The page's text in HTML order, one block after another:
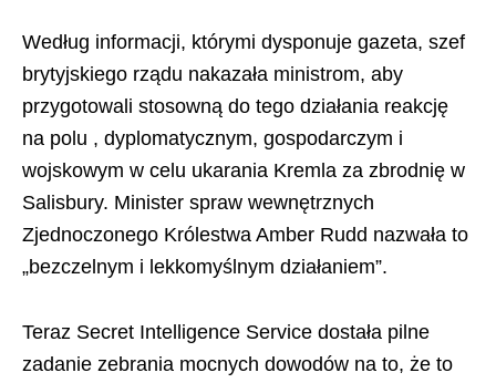
Według informacji, którymi dysponuje gazeta, szef
brytyjskiego rządu nakazała ministrom, aby
przygotowali stosowną do tego działania reakcję
na polu , dyplomatycznym, gospodarczym i
wojskowym w celu ukarania Kremla za zbrodnię w
Salisbury. Minister spraw wewnętrznych
Zjednoczonego Królestwa Amber Rudd nazwała to
„bezczelnym i lekkomyślnym działaniem”.
Teraz Secret Intelligence Service dostała pilne
zadanie zebrania mocnych dowodów na to, że to